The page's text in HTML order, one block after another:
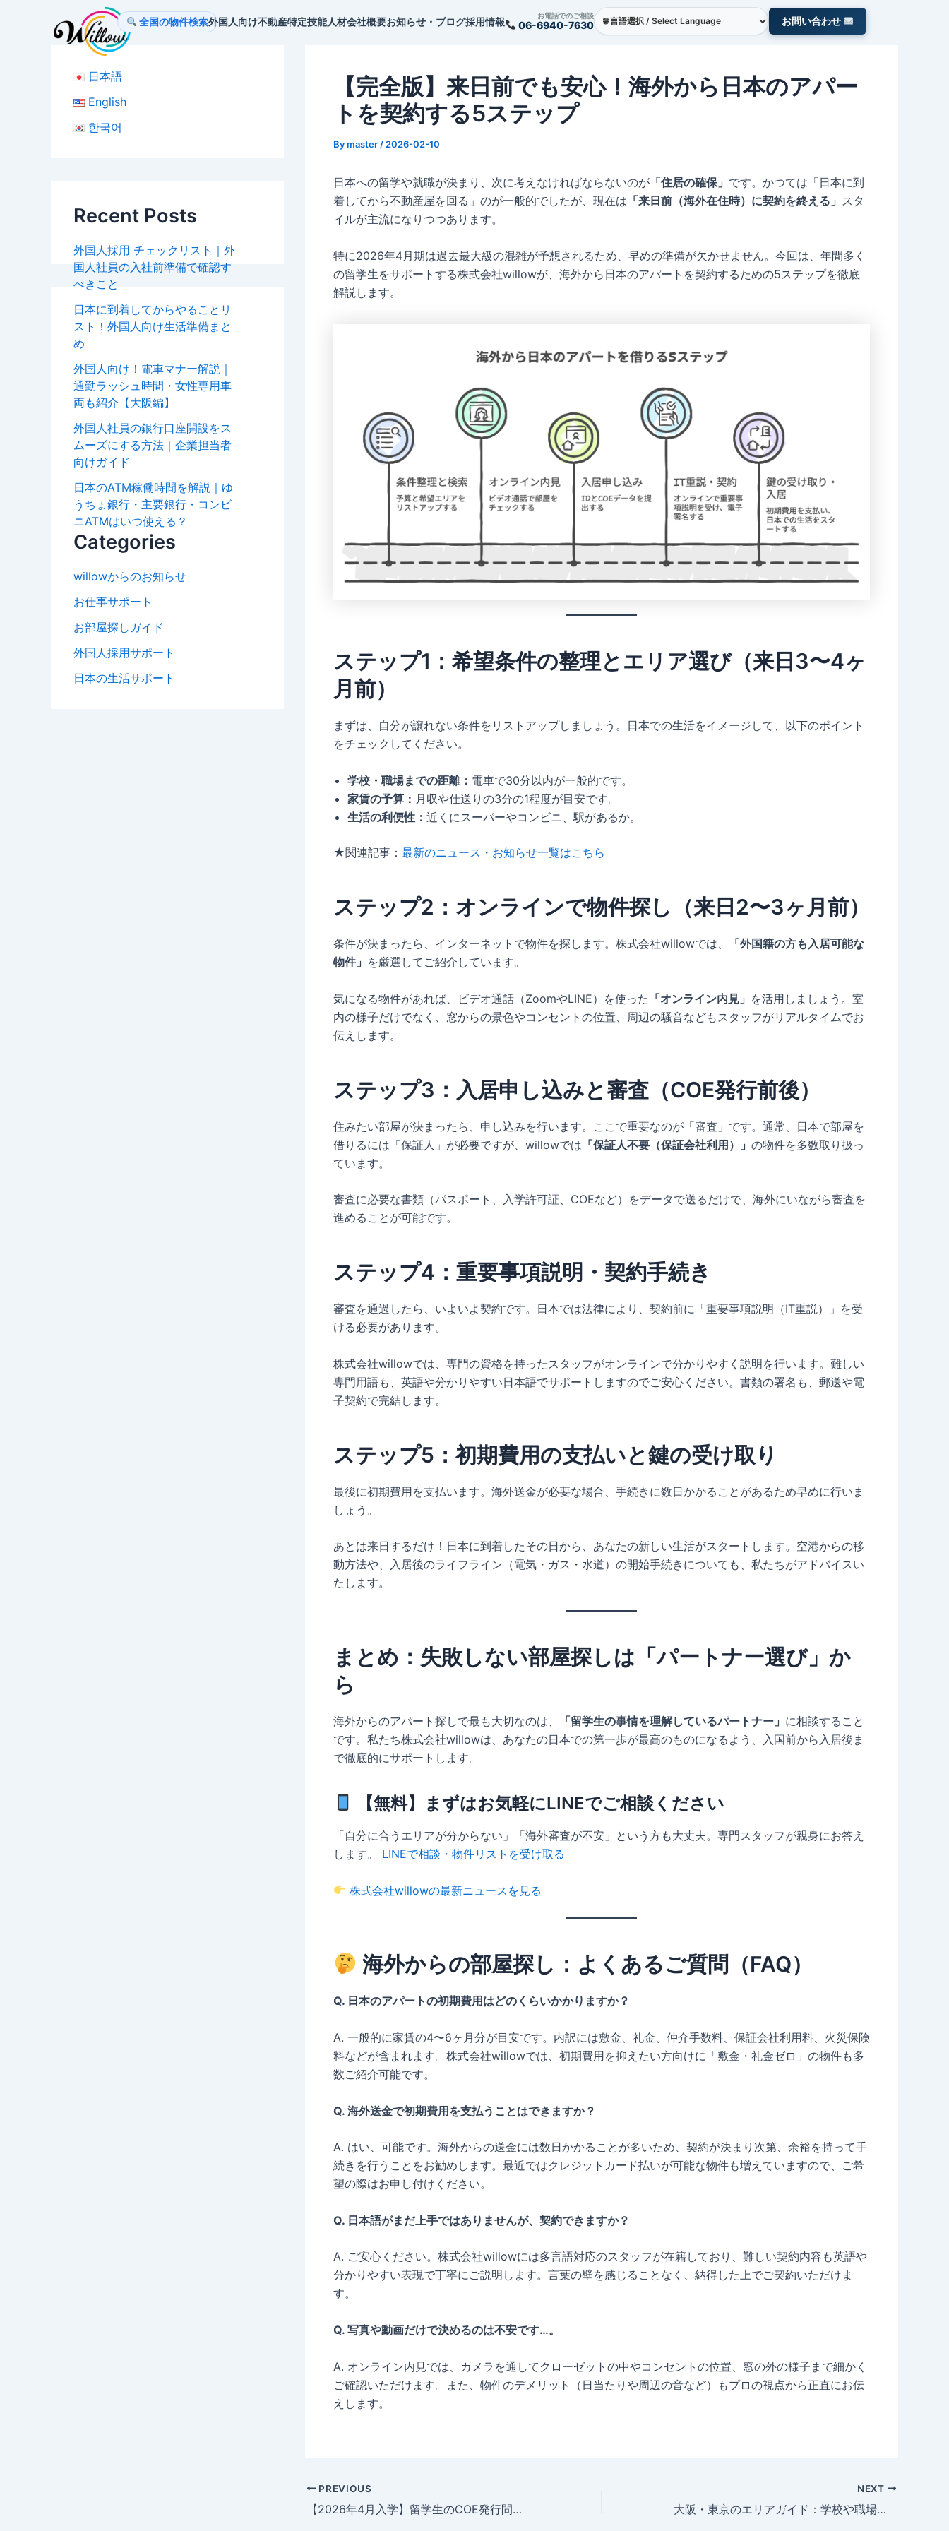
全国の物件検索外国人向け不動産特定技能人材会社概要お知らせ・ブログ採用情報
お電話でのご相談
06-6940-7630 お問い合わせ
日本語
English
한국어
Recent Posts
外国人採用 チェックリスト｜外
国人社員の入社前準備で確認す
べきこと
日本に到着してからやることリ
スト！外国人向け生活準備まと
め
外国人向け！電車マナー解説｜
通勤ラッシュ時間・女性専用車
両も紹介【大阪編】
外国人社員の銀行口座開設をス
ムーズにする方法｜企業担当者
向けガイド
日本のATM稼働時間を解説｜ゆ
うちょ銀行・主要銀行・コンビ
ニATMはいつ使える？
Categories
willowからのお知らせ
お仕事サポート
お部屋探しガイド
外国人採用サポート
日本の生活サポート
【完全版】来日前でも安心！海外から日本のアパー
トを契約する5ステップ
Bymaster / 2026-02-10
日本への留学や就職が決まり、次に考えなければならないのが 「住居の確保」 です。かつては「日本に到
着してから不動産屋を回る」のが一般的でしたが、現在は 「来日前（海外在住時）に契約を終える」 スタ
イルが主流になりつつあります。
特に2026年4月期は過去最大級の混雑が予想されるため、早めの準備が欠かせません。今回は、年間多く
の留学生をサポートする株式会社willowが、海外から日本のアパートを契約するための5ステップを徹底
解説します。
ステップ1：希望条件の整理とエリア選び（来日3〜4ヶ
月前）
まずは、自分が譲れない条件をリストアップしましょう。日本での生活をイメージして、以下のポイント
をチェックしてください。
学校・職場までの距離： 電車で30分以内が一般的です。
家賃の予算： 月収や仕送りの3分の1程度が目安です。
生活の利便性： 近くにスーパーやコンビニ、駅があるか。
★関連記事： 最新のニュース・お知らせ一覧はこちら
ステップ2：オンラインで物件探し（来日2〜3ヶ月前）
条件が決まったら、インターネットで物件を探します。株式会社willowでは、
「外国籍の方も入居可能な
物件」 を厳選してご紹介しています。
気になる物件があれば、ビデオ通話（ZoomやLINE）を使った 「オンライン内見」 を活用しましょう。室
内の様子だけでなく、窓からの景色やコンセントの位置、周辺の騒音などもスタッフがリアルタイムでお
伝えします。
ステップ3：入居申し込みと審査（COE発行前後）
住みたい部屋が決まったら、申し込みを行います。ここで重要なのが「審査」です。通常、日本で部屋を
借りるには「保証人」が必要ですが、willowでは 「保証人不要（保証会社利用）」 の物件を多数取り扱っ
ています。
審査に必要な書類（パスポート、入学許可証、COEなど）をデータで送るだけで、海外にいながら審査を
進めることが可能です。
ステップ4：重要事項説明・契約手続き
審査を通過したら、いよいよ契約です。日本では法律により、契約前に「重要事項説明（IT重説）」を受
ける必要があります。
株式会社willowでは、専門の資格を持ったスタッフがオンラインで分かりやすく説明を行います。難しい
専門用語も、英語や分かりやすい日本語でサポートしますのでご安心ください。書類の署名も、郵送や電
子契約で完結します。
ステップ5：初期費用の支払いと鍵の受け取り
最後に初期費用を支払います。海外送金が必要な場合、手続きに数日かかることがあるため早めに行いま
しょう。
あとは来日するだけ！日本に到着したその日から、あなたの新しい生活がスタートします。空港からの移
動方法や、入居後のライフライン（電気・ガス・水道）の開始手続きについても、私たちがアドバイスい
たします。
まとめ：失敗しない部屋探しは「パートナー選び」か
ら
海外からのアパート探しで最も大切なのは、 「留学生の事情を理解しているパートナー」 に相談すること
です。私たち株式会社willowは、あなたの日本での第一歩が最高のものになるよう、入国前から入居後ま
で徹底的にサポートします。
【無料】まずはお気軽にLINEでご相談ください
「自分に合うエリアが分からない」「海外審査が不安」という方も大丈夫。専門スタッフが親身にお答え
します。
LINEで相談・物件リストを受け取る
株式会社willowの最新ニュースを見る
海外からの部屋探し：よくあるご質問（FAQ）
Q. 日本のアパートの初期費用はどのくらいかかりますか？
A. 一般的に家賃の4〜6ヶ月分が目安です。内訳には敷金、礼金、仲介手数料、保証会社利用料、火災保険
料などが含まれます。株式会社willowでは、初期費用を抑えたい方向けに「敷金・礼金ゼロ」の物件も多
数ご紹介可能です。
Q. 海外送金で初期費用を支払うことはできますか？
A. はい、可能です。海外からの送金には数日かかることが多いため、契約が決まり次第、余裕を持って手
続きを行うことをお勧めします。最近ではクレジットカード払いが可能な物件も増えていますので、ご希
望の際はお申し付けください。
Q. 日本語がまだ上手ではありませんが、契約できますか？
A. ご安心ください。株式会社willowには多言語対応のスタッフが在籍しており、難しい契約内容も英語や
分かりやすい表現で丁寧にご説明します。言葉の壁を感じることなく、納得した上でご契約いただけま
す。
Q. 写真や動画だけで決めるのは不安です…。
A. オンライン内見では、カメラを通してクローゼットの中やコンセントの位置、窓の外の様子まで細かく
ご確認いただけます。また、物件のデメリット（日当たりや周辺の音など）もプロの視点から正直にお伝
えします。
navigation
PREVIOUS
【2026年4月入学】留学生のCOE発行間近！早めのアパート探しが「日本生活」成功の鍵｜株式会社willow
NEXT
大阪・東京のエリアガイド：学校や職場に通いやすくて家賃が安い穴場駅はどこ？